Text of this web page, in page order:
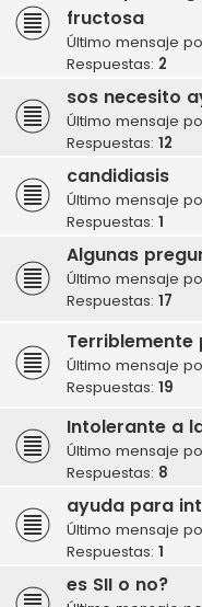
fructosa
Último mensaje
Respuestas: 2
sos necesito
Último mensaje
Respuestas: 12
candidiasis
Último mensaje
Respuestas: 1
Algunas
Último mensaje
Respuestas: 17
Terriblemente
Último mensaje
Respuestas: 19
Intolerante a
Último mensaje
Respuestas: 8
ayuda para
Último mensaje
Respuestas: 1
es SII o no?